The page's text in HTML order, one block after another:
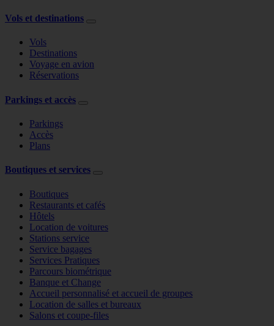
Vols et destinations
Vols
Destinations
Voyage en avion
Réservations
Parkings et accès
Parkings
Accès
Plans
Boutiques et services
Boutiques
Restaurants et cafés
Hôtels
Location de voitures
Stations service
Service bagages
Services Pratiques
Parcours biométrique
Banque et Change
Accueil personnalisé et accueil de groupes
Location de salles et bureaux
Salons et coupe-files